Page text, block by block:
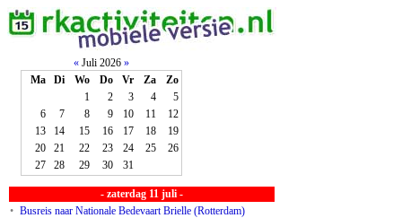
« Juli 2026 »
Ma
Di Wo Do Vr Za
Zo
1
2 3 4
5
6
7 8 9 10 11
12
13
14 15 16 17 18
19
20
21 22 23 24 25
26
27
28 29 30 31
- zaterdag 11 juli -
• Busreis naar Nationale Bedevaart Brielle (Rotterdam)